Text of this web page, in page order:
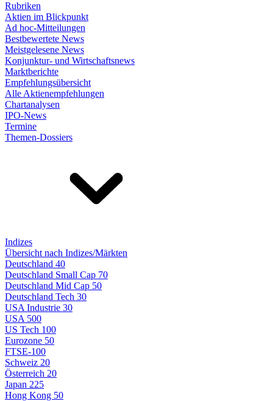
Rubriken
Aktien im Blickpunkt
Ad hoc-Mitteilungen
Bestbewertete News
Meistgelesene News
Konjunktur- und Wirtschaftsnews
Marktberichte
Empfehlungsübersicht
Alle Aktienempfehlungen
Chartanalysen
IPO-News
Termine
Themen-Dossiers
Indizes
Übersicht nach Indizes/Märkten
Deutschland 40
Deutschland Small Cap 70
Deutschland Mid Cap 50
Deutschland Tech 30
USA Industrie 30
USA 500
US Tech 100
Eurozone 50
FTSE-100
Schweiz 20
Österreich 20
Japan 225
Hong Kong 50